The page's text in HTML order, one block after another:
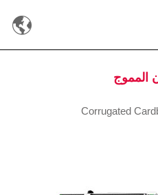

المموج
Corrugated